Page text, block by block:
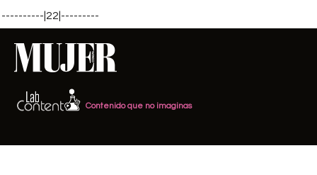
----------|22|---------
Contenido que no imaginas